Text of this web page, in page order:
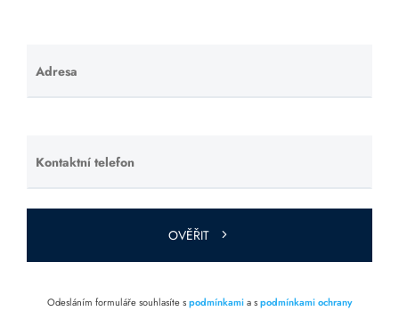
Adresa
Ponechte
toto pole
Kontaktní telefon
Ponechte
toto pole
prázdné.
OVĚŘIT
Odesláním formuláře souhlasíte spodmínkamia spodmínkami ochrany